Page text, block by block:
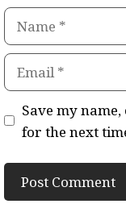
Name
Email
Save my
for the next